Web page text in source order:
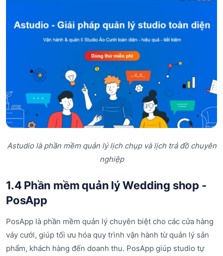
Astudio là phần mềm quản lý lịch chụp và lịch trả đồ chuyên
nghiệp
1.4 Phần mềm quản lý Wedding shop -
PosApp
PosApp là phần mềm quản lý chuyên biệt cho các cửa hàng
váy cưới, giúp tối ưu hóa quy trình vận hành từ quản lý sản
phẩm, khách hàng đến doanh thu. PosApp giúp studio tự